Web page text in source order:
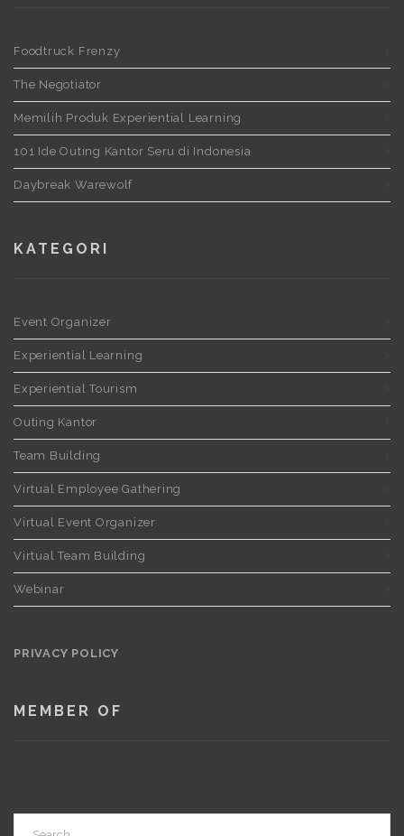
Foodtruck Frenzy
The Negotiator
Memilih Produk Experiential Learning
101 Ide Outing Kantor Seru di Indonesia
Daybreak Warewolf
KATEGORI
Event Organizer
Experiential Learning
Experiential Tourism
Outing Kantor
Team Building
Virtual Employee Gathering
Virtual Event Organizer
Virtual Team Building
Webinar
PRIVACY POLICY
MEMBER OF